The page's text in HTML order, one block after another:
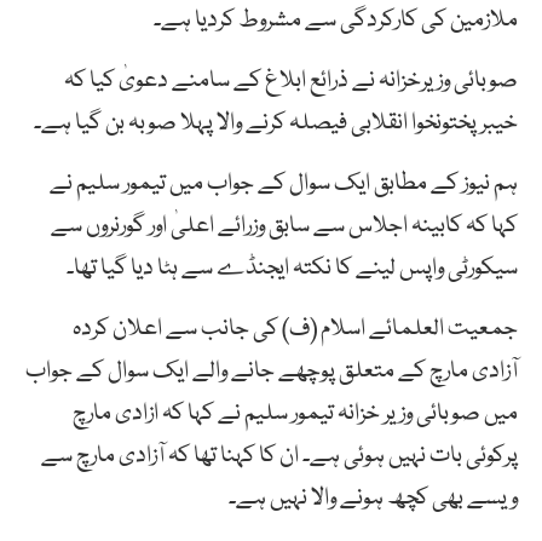
ملازمین کی کارکردگی سے مشروط کردیا ہے۔
صوبائی وزیرخزانہ نے ذرائع ابلاغ کے سامنے دعویٰ کیا کہ
خیبرپختونخوا انقلابی فیصلہ کرنے والا پہلا صوبہ بن گیا ہے۔
ہم نیوز کے مطابق ایک سوال کے جواب میں تیمور سلیم نے
کہا کہ کابینہ اجلاس سے سابق وزرائے اعلیٰ اور گورنروں سے
سیکورٹی واپس لینے کا نکتہ ایجنڈے سے ہٹا دیا گیا تھا۔
جمعیت العلمائے اسلام (ف) کی جانب سے اعلان کردہ
آزادی مارچ کے متعلق پوچھے جانے والے ایک سوال کے جواب
میں صوبائی وزیر خزانہ تیمور سلیم نے کہا کہ ازادی مارچ
پرکوئی بات نہیں ہوئی ہے۔ ان کا کہنا تھا کہ آزادی مارچ سے
ویسے بھی کچھ ہونے والا نہیں ہے۔